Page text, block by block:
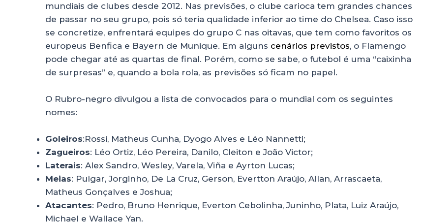
mundiais de clubes desde 2012. Nas previsões, o clube carioca tem grandes chances
de passar no seu grupo, pois só teria qualidade inferior ao time do Chelsea. Caso isso
se concretize, enfrentará equipes do grupo C nas oitavas, que tem como favoritos os
europeus Benfica e Bayern de Munique. Em alguns cenários previstos, o Flamengo
pode chegar até as quartas de final. Porém, como se sabe, o futebol é uma “caixinha
de surpresas” e, quando a bola rola, as previsões só ficam no papel.
O Rubro-negro divulgou a lista de convocados para o mundial com os seguintes
nomes:
Goleiros:Rossi, Matheus Cunha, Dyogo Alves e Léo Nannetti;
Zagueiros: Léo Ortiz, Léo Pereira, Danilo, Cleiton e João Victor;
Laterais: Alex Sandro, Wesley, Varela, Viña e Ayrton Lucas;
Meias: Pulgar, Jorginho, De La Cruz, Gerson, Evertton Araújo, Allan, Arrascaeta,
Matheus Gonçalves e Joshua;
Atacantes: Pedro, Bruno Henrique, Everton Cebolinha, Juninho, Plata, Luiz Araújo,
Michael e Wallace Yan.